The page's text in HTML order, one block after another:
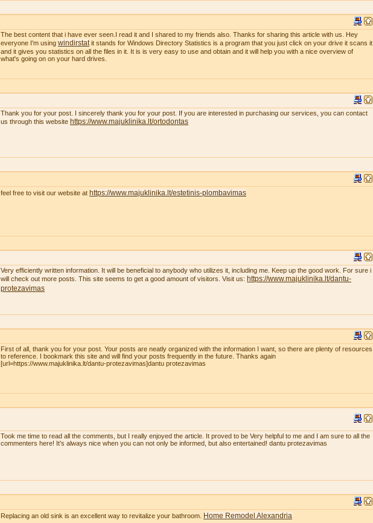
The best content that i have ever seen.I read it and I shared to my friends also. Thanks for sharing this article with us. Hey
everyone I'm using windirstat it stands for Windows Directory Statistics is a program that you just click on your drive it scans it
and it gives you statistics on all the files in it. It is is very easy to use and obtain and it will help you with a nice overview of
what's going on on your hard drives.
Thank you for your post. I sincerely thank you for your post. If you are interested in purchasing our services, you can contact
us through this website https://www.majuklinika.lt/ortodontas
feel free to visit our website at https://www.majuklinika.lt/estetinis-plombavimas
Very efficiently written information. It will be beneficial to anybody who utilizes it, including me. Keep up the good work. For sure i
will check out more posts. This site seems to get a good amount of visitors. Visit us: https://www.majuklinika.lt/dantu-
protezavimas
First of all, thank you for your post. Your posts are neatly organized with the information I want, so there are plenty of resources
to reference. I bookmark this site and will find your posts frequently in the future. Thanks again
[url=https://www.majuklinika.lt/dantu-protezavimas]dantu protezavimas
Took me time to read all the comments, but I really enjoyed the article. It proved to be Very helpful to me and I am sure to all the
commenters here! It’s always nice when you can not only be informed, but also entertained! dantu protezavimas
Replacing an old sink is an excellent way to revitalize your bathroom. Home Remodel Alexandria